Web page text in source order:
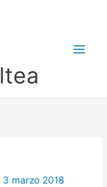
3 marzo 2018